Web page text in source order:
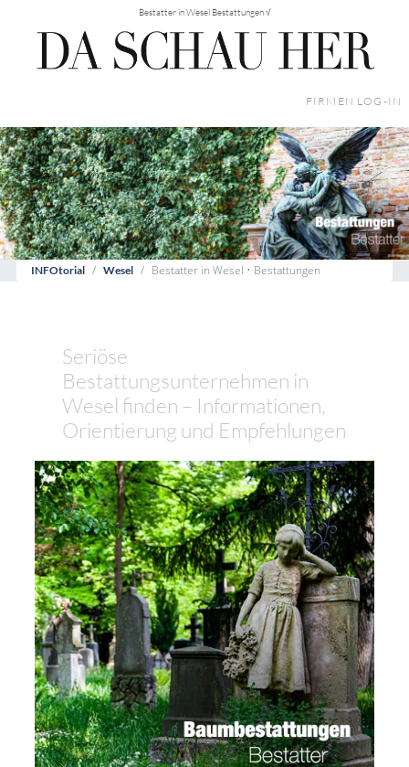
Bestatter in Wesel Bestattungen √
FIRMEN LOG-IN
INFOtorial Wesel Bestatter in Wesel • Bestattungen
Seriöse
Bestattungsunternehmen in
Wesel finden – Informationen,
Orientierung und Empfehlungen